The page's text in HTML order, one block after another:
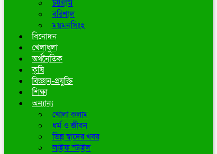
চট্টগ্রাম
বরিশাল
ময়মনসিংহ
বিনোদন
খেলাধুলা
অর্থনৈতিক
কৃষি
বিজ্ঞান-প্রযুক্তি
শিক্ষা
অন্যান্য
খোলা কলাম
ধর্ম ও জীবন
ভিন্ন স্বাদের খবর
লাইফ স্টাইল